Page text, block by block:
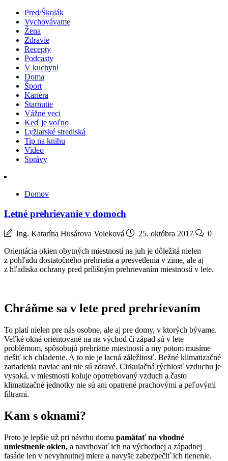
Pred/Školák
Vychovávame
Žena
Zdravie
Recepty
Podcasty
V kuchyni
Doma
Šport
Kariéra
Starnutie
Vážne veci
Keď je voľno
Lyžiarské strediská
Tip na knihu
Video
Správy
Domov
Letné prehrievanie v domoch
Ing. Katarína Husárova Voleková 25. októbra 2017
0
Orientácia okien obytných miestností na juh je dôležitá nielen
z pohľadu dostatočného prehriatia a presvetlenia v zime, ale aj
z hľadiska ochrany pred prílišným prehrievaním miestností v lete.
Chráňme sa v lete pred prehrievaním
To platí nielen pre nás osobne, ale aj pre domy, v ktorých bývame.
Veľké okná orientované na na východ či západ sú v lete
problémom, spôsobujú prehriatie miestností a my potom musíme
riešiť ich chladenie. A to nie je lacná záležitosť. Bežné klimatizačné
zariadenia naviac ani nie sú zdravé. Cirkulačná rýchlosť vzduchu je
vysoká, v miestnosti koluje opotrebovaný vzduch a často
klimatizačné jednotky nie sú ani opatrené prachovými a peľovými
filtrami.
Kam s oknami?
Preto je lepšie už pri návrhu domu pamätať na vhodné
umiestnenie okien, a navrhovať ich na východnej a západnej
fasáde len v nevyhnutnej miere a navyše zabezpečiť ich tienenie.